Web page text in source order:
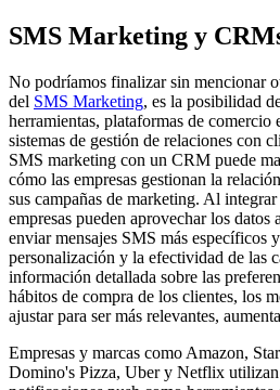
SMS Marketing y
No podríamos finalizar sin mencionar
del SMS Marketing, es la posibilidad
herramientas, plataformas de
sistemas de gestión de relaciones con
SMS marketing con un CRM puede
cómo las empresas gestionan la
sus campañas de marketing. Al integrar
empresas pueden aprovechar los
enviar mensajes SMS más específicos
personalización y la efectividad de las
información detallada sobre las
hábitos de compra de los clientes, los
ajustar para ser más relevantes,
Empresas y marcas como Amazon,
Domino's Pizza, Uber y Netflix